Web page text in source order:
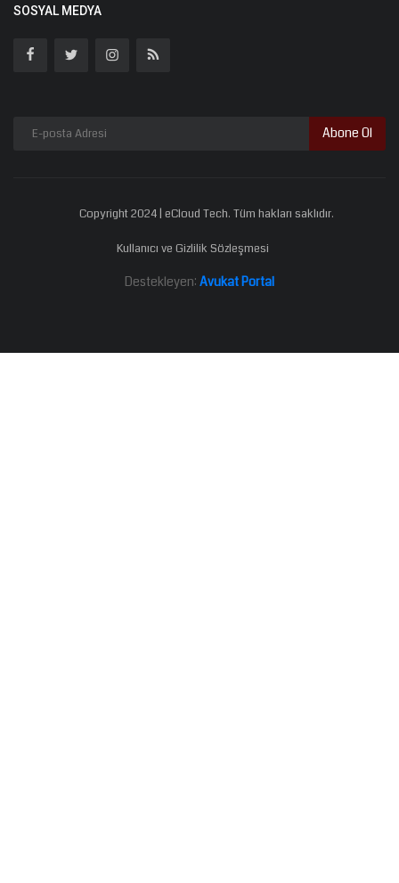
SOSYAL MEDYA
Abone Ol
Copyright 2024 | eCloud Tech. Tüm hakları saklıdır.
Kullanıcı ve Gizlilik Sözleşmesi
Destekleyen: Avukat Portal